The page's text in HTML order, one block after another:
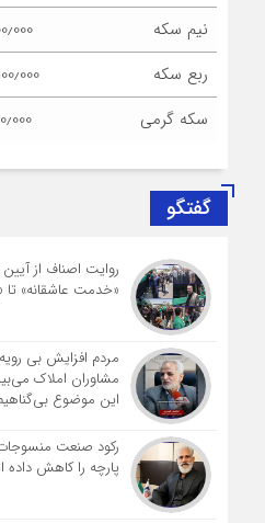
نیم سکه
ربع سکه
سکه گرمی
گفتگو
روایت اصناف از آیین
«خدمت عاشقانه» تا
مردم افزایش بی
مشاوران املاک
این موضوع
رکود صنعت
پارچه را کاهش